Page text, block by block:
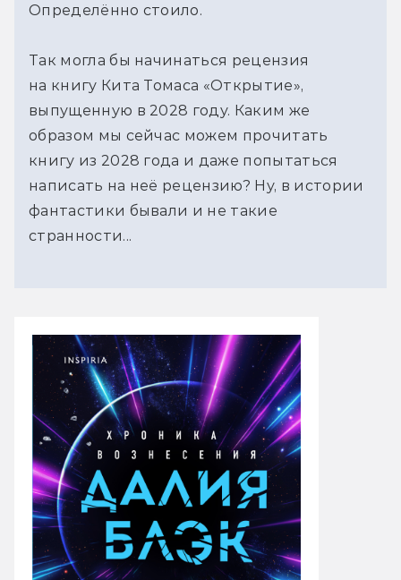
Определённо стоило.
Так могла бы начинаться рецензия
на книгу Кита Томаса «Открытие»,
выпущенную в 2028 году. Каким же
образом мы сейчас можем прочитать
книгу из 2028 года и даже попытаться
написать на неё рецензию? Ну, в истории
фантастики бывали и не такие
странности...